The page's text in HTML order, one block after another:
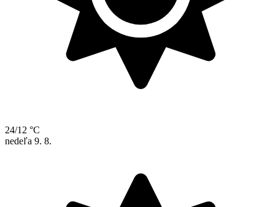
24/12 °C
nedeľa 9. 8.